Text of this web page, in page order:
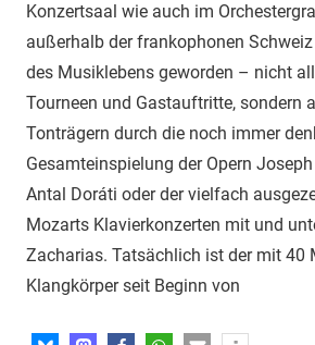
Konzertsaal wie auch im
außerhalb der frankopho­nen Schweiz
des Musiklebens geworden – nicht
Tourneen und Gastauftritte, sondern
Tonträgern durch die noch immer
Gesamteinspielung der Opern
Antal Doráti oder der vielfach
Mozarts Klavierkonzerten mit und
Zacharias. Tatsächlich ist der mit 40
Klangkör­per seit Beginn von